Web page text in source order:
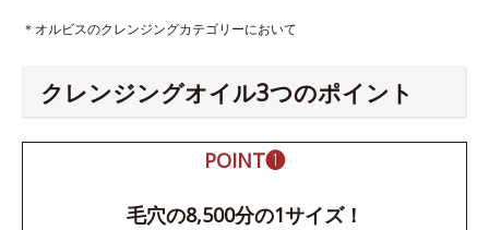
＊オルビスのクレンジングカテゴリーにおいて
クレンジングオイル3つのポイント
POINT❶
毛穴の8,500分の1サイズ！